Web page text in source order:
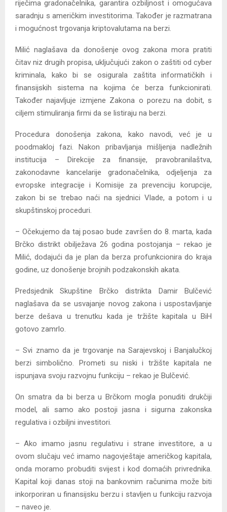
riječima gradonačelnika, garantira ozbiljnost i omogućava
saradnju s američkim investitorima. Također je razmatrana
i mogućnost trgovanja kriptovalutama na berzi.
Milić naglašava da donošenje ovog zakona mora pratiti
čitav niz drugih propisa, uključujući zakon o zaštiti od cyber
kriminala, kako bi se osigurala zaštita informatičkih i
finansijskih sistema na kojima će berza funkcionirati.
Također najavljuje izmjene Zakona o porezu na dobit, s
ciljem stimuliranja firmi da se listiraju na berzi.
Procedura donošenja zakona, kako navodi, već je u
poodmakloj fazi. Nakon pribavljanja mišljenja nadležnih
institucija – Direkcije za finansije, pravobranilaštva,
zakonodavne kancelarije gradonačelnika, odjeljenja za
evropske integracije i Komisije za prevenciju korupcije,
zakon bi se trebao naći na sjednici Vlade, a potom i u
skupštinskoj proceduri.
– Očekujemo da taj posao bude završen do 8. marta, kada
Brčko distrikt obilježava 26 godina postojanja – rekao je
Milić, dodajući da je plan da berza profunkcionira do kraja
godine, uz donošenje brojnih podzakonskih akata.
Predsjednik Skupštine Brčko distrikta Damir Bulčević
naglašava da se usvajanje novog zakona i uspostavljanje
berze dešava u trenutku kada je tržište kapitala u BiH
gotovo zamrlo.
– Svi znamo da je trgovanje na Sarajevskoj i Banjalučkoj
berzi simbolično. Prometi su niski i tržište kapitala ne
ispunjava svoju razvojnu funkciju – rekao je Bulčević.
On smatra da bi berza u Brčkom mogla ponuditi drukčiji
model, ali samo ako postoji jasna i sigurna zakonska
regulativa i ozbiljni investitori.
– Ako imamo jasnu regulativu i strane investitore, a u
ovom slučaju već imamo nagovještaje američkog kapitala,
onda moramo probuditi svijest i kod domaćih privrednika.
Kapital koji danas stoji na bankovnim računima može biti
inkorporiran u finansijsku berzu i stavljen u funkciju razvoja
– naveo je.